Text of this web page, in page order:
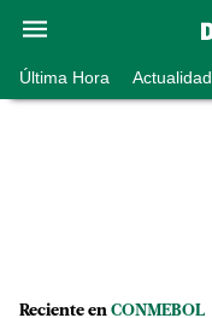
Última Hora Actualidad
Reciente en CONMEBOL